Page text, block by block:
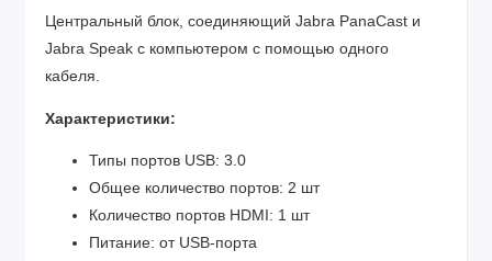
Центральный блок, соединяющий Jabra PanaCast и
Jabra Speak с компьютером с помощью одного
кабеля.
Характеристики:
Типы портов USB: 3.0
Общее количество портов: 2 шт
Количество портов HDMI: 1 шт
Питание: от USB-порта